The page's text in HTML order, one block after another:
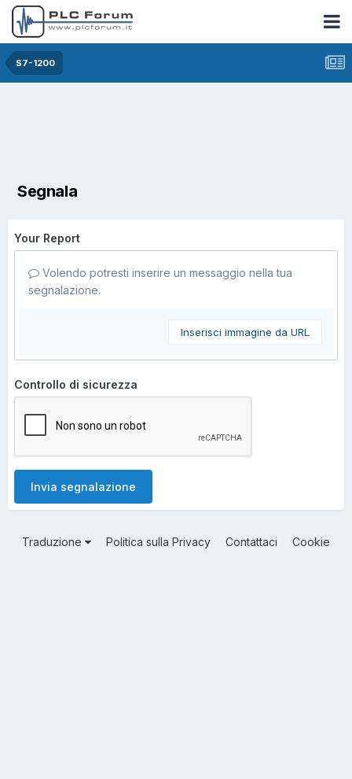
S7-1200
Segnala
Your Report
Volendo potresti inserire un messaggio nella tua
segnalazione.
Inserisci immagine da URL
Controllo di sicurezza
Invia segnalazione
Traduzione Politica sulla Privacy Contattaci Cookie